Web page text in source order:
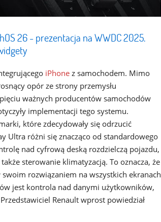
26 - prezentacja na WWDC 2025.
iPhone z samochodem. Mimo
opór ze strony przemysłu
ważnych producentów samochodów
implementacji tego systemu.
które zdecydowały się odrzucić
Ultra różni się znacząco od standardowego
nad cyfrową deską rozdzielczą pojazdu,
sterowanie klimatyzacją. To oznacza, że
rozwiązaniem na wszystkich ekranach
jest kontrola nad danymi użytkowników,
Renault wprost powiedział